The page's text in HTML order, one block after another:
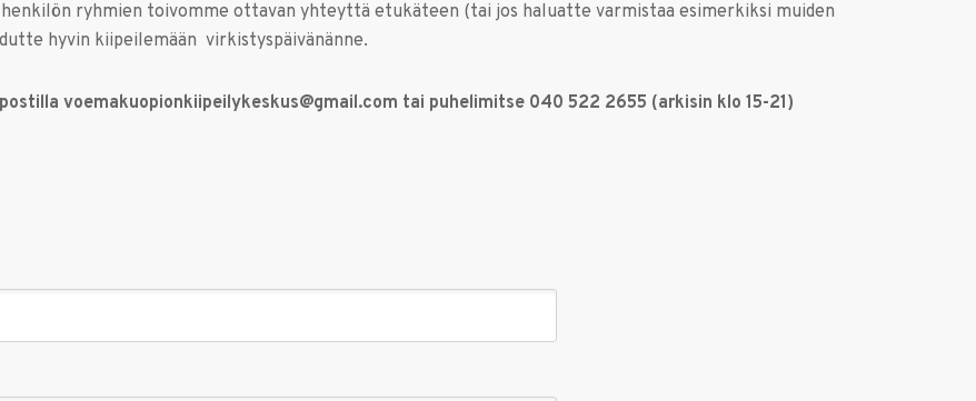
ryhmien toivomme ottavan yhteyttä etukäteen (tai jos haluatte varmistaa esimerkiksi muiden
hyvin kiipeilemään virkistyspäivänänne.
voemakuopionkiipeilykeskus@gmail.com tai puhelimitse 040 522 2655 (arkisin klo 15-21)